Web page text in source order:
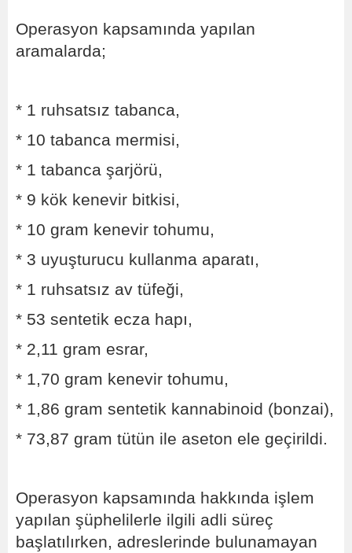
Operasyon kapsamında yapılan
aramalarda;
* 1 ruhsatsız tabanca,
* 10 tabanca mermisi,
* 1 tabanca şarjörü,
* 9 kök kenevir bitkisi,
* 10 gram kenevir tohumu,
* 3 uyuşturucu kullanma aparatı,
* 1 ruhsatsız av tüfeği,
* 53 sentetik ecza hapı,
* 2,11 gram esrar,
* 1,70 gram kenevir tohumu,
* 1,86 gram sentetik kannabinoid (bonzai),
* 73,87 gram tütün ile aseton ele geçirildi.
Operasyon kapsamında hakkında işlem
yapılan şüphelilerle ilgili adli süreç
başlatılırken, adreslerinde bulunamayan